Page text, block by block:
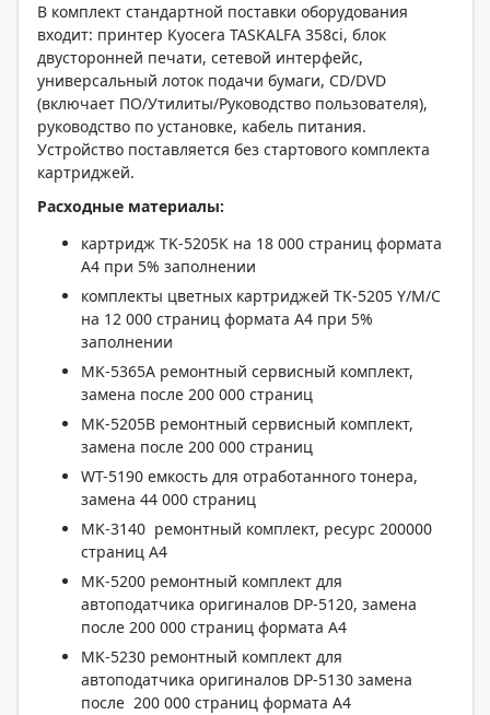
В комплект стандартной поставки оборудования
входит: принтер Kyocera TASKALFA 358ci, блок
двусторонней печати, сетевой интерфейс,
универсальный лоток подачи бумаги, CD/DVD
(включает ПО/Утилиты/Руководство пользователя),
руководство по установке, кабель питания.
Устройство поставляется без стартового комплекта
картриджей.
Расходные материалы:
картридж TK-5205К на 18 000 страниц формата
A4 при 5% заполнении
комплекты цветных картриджей TK-5205 Y/M/C
на 12 000 страниц формата A4 при 5%
заполнении
МK-5365А ремонтный сервисный комплект,
замена после 200 000 страниц
МK-5205В ремонтный сервисный комплект,
замена после 200 000 страниц
WT-5190 емкость для отработанного тонера,
замена 44 000 страниц
MK-3140 ремонтный комплект, ресурс 200000
страниц А4
MK-5200 ремонтный комплект для
автоподатчика оригиналов DP-5120, замена
после 200 000 страниц формата А4
MK-5230 ремонтный комплект для
автоподатчика оригиналов DP-5130 замена
после 200 000 страниц формата А4